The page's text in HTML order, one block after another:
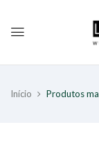
Início Produtos